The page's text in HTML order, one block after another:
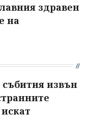
здравен
на
събития извън